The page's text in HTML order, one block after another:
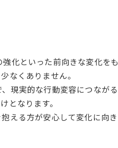
化といった前向きな変化をも
なくありません。
現実的な行動変容につながる
となります。
える方が安心して変化に向き